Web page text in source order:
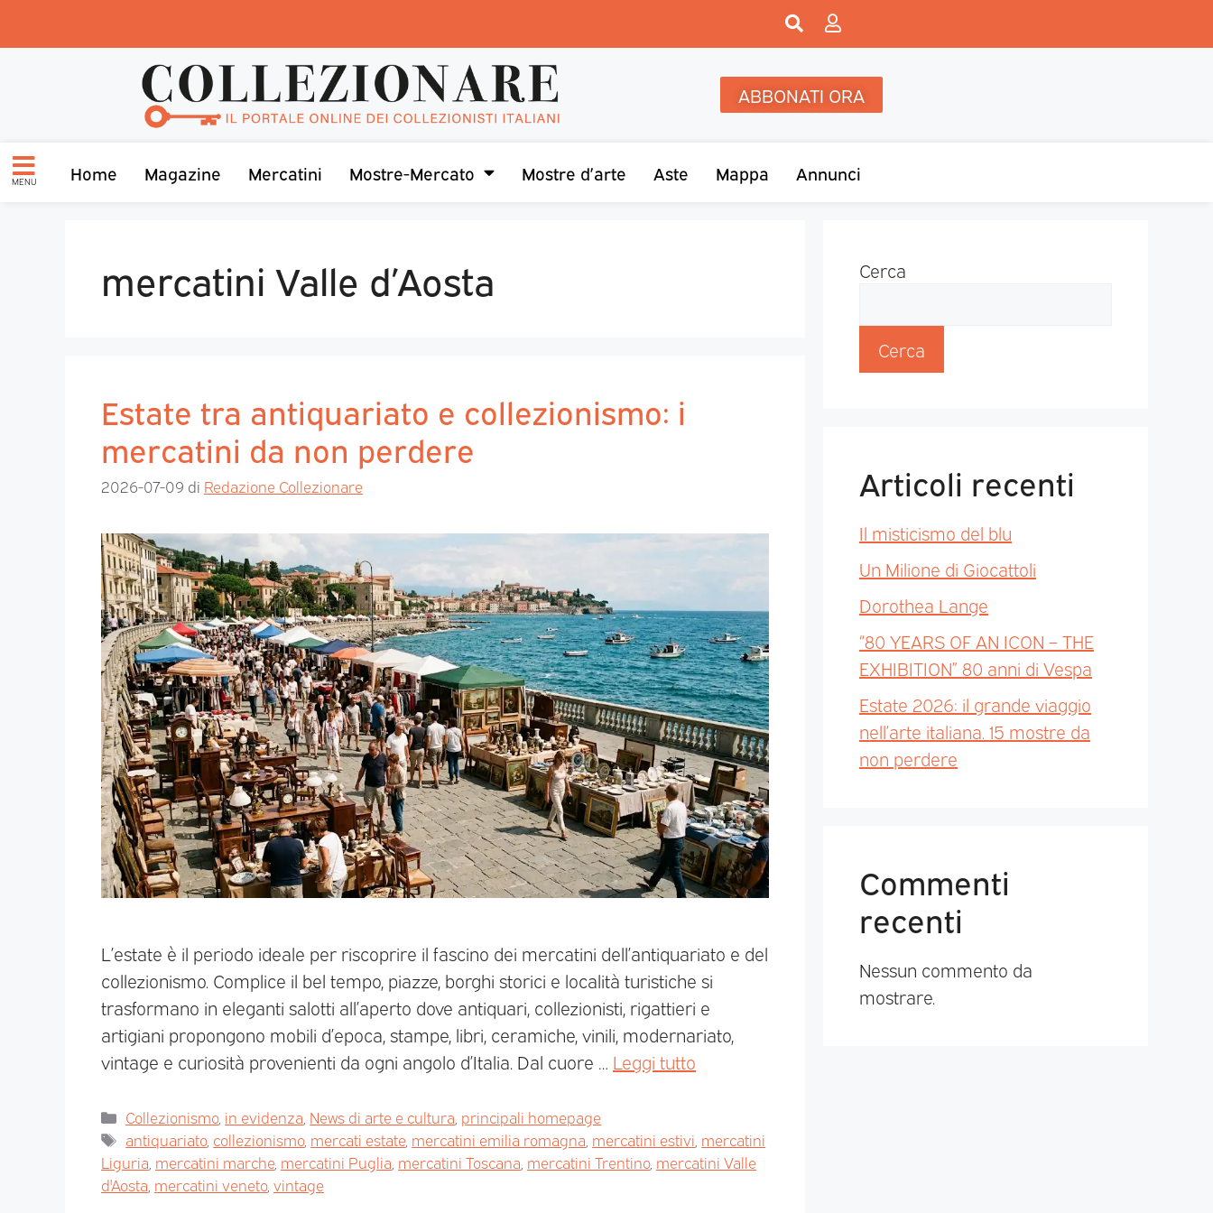
ABBONATI ORA
MENU Home Magazine Mercatini Mostre-Mercato Mostre d’arte Aste Mappa Annunci
mercatini Valle d’Aosta
Estate tra antiquariato e collezionismo: i
mercatini da non perdere
2026-07-09 di Redazione Collezionare
L’estate è il periodo ideale per riscoprire il fascino dei mercatini dell’antiquariato e del
collezionismo. Complice il bel tempo, piazze, borghi storici e località turistiche si
trasformano in eleganti salotti all’aperto dove antiquari, collezionisti, rigattieri e
artigiani propongono mobili d’epoca, stampe, libri, ceramiche, vinili, modernariato,
vintage e curiosità provenienti da ogni angolo d’Italia. Dal cuore … Leggi tutto
Collezionismo, in evidenza News di arte e cultura principali homepage
antiquariato, collezionismo, mercati estate, mercatini emilia romagna mercatini estivi mercatini
Liguria mercatini marche, mercatini Puglia mercatini Toscana mercatini Trentino, mercatini Valle
d'Aosta mercatini veneto, vintage
Cerca
Cerca
Articoli recenti
Il misticismo del blu
Un Milione di Giocattoli
Dorothea Lange
“80 YEARS OF AN ICON – THE
EXHIBITION” 80 anni di Vespa
Estate 2026: il grande viaggio
nell’arte italiana. 15 mostre da
non perdere
Commenti
recenti
Nessun commento da
mostrare.